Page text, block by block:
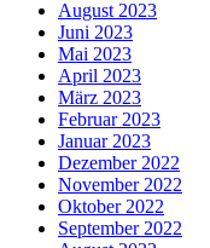
August 2023
Juni 2023
Mai 2023
April 2023
März 2023
Februar 2023
Januar 2023
Dezember 2022
November 2022
Oktober 2022
September 2022